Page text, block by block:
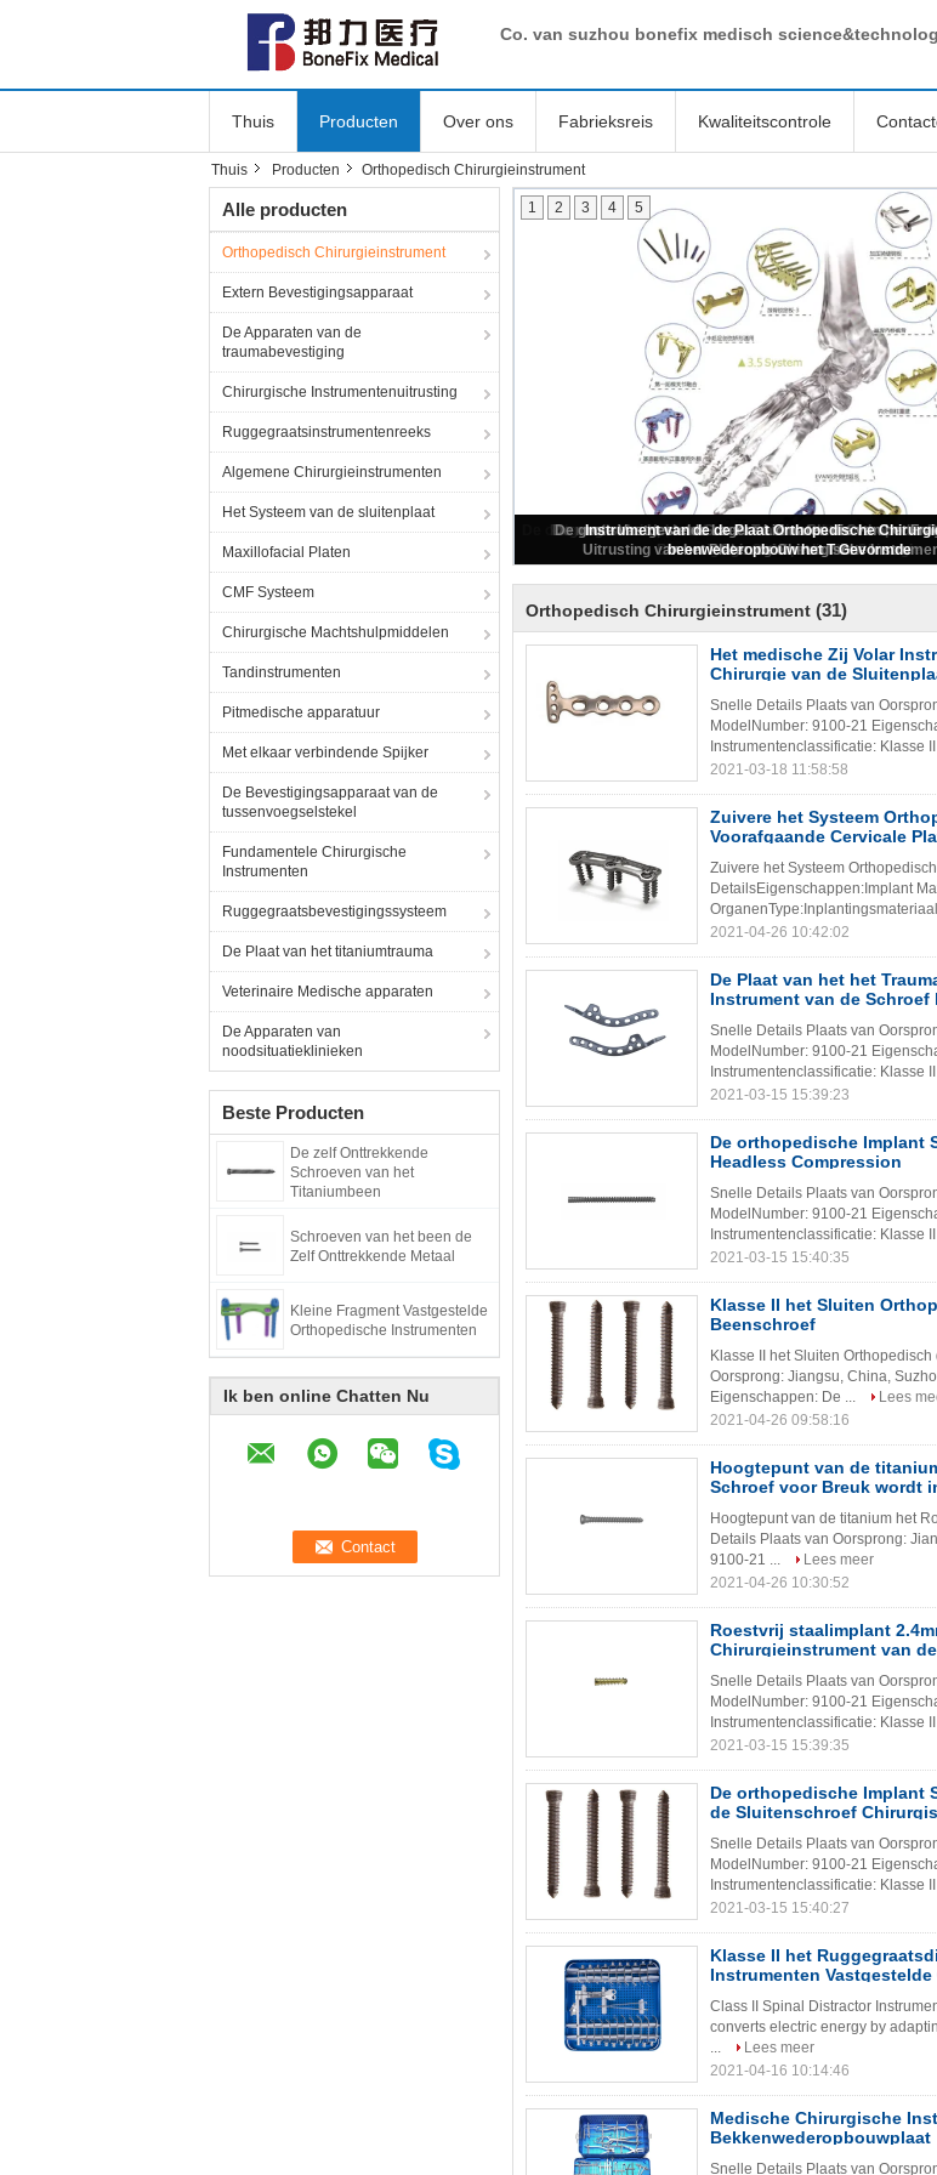
Co. van suzhou bonefix medisch
Thuis Producten Over ons Fabrieksreis Kwaliteitscontrole
Thuis Producten Orthopedisch Chirurgieinstrument
Alle producten
Orthopedisch Chirurgieinstrument
Extern Bevestigingsapparaat
De Apparaten van de
traumabevestiging
Chirurgische Instrumentenuitrusting
Ruggegraatsinstrumentenreeks
Algemene Chirurgieinstrumenten
Het Systeem van de sluitenplaat
Maxillofacial Platen
CMF Systeem
Chirurgische Machtshulpmiddelen
Tandinstrumenten
Pitmedische apparatuur
Met elkaar verbindende Spijker
De Bevestigingsapparaat van de
tussenvoegselstekel
Fundamentele Chirurgische
Instrumenten
Ruggegraatsbevestigingssysteem
De Plaat van het titaniumtrauma
Veterinaire Medische apparaten
De Apparaten van
noodsituatieklinieken
Beste Producten
De zelf Onttrekkende
Schroeven van het
Titaniumbeen
Schroeven van het been de
Zelf Onttrekkende Metaal
Kleine Fragment Vastgestelde
Orthopedische Instrumenten
Ik ben online Chatten Nu
De orthopedische Implant Plaat van het het Titaniumsluiten
voor Handenvoet
1 2 3 4 5
Orthopedisch Chirurgieinstrument (31)
Het medische Zij Volar
Chirurgie van de
Snelle Details Plaats van
ModelNumber: 9100-21
Instrumentenclassificatie: Klasse II
2021-03-18 11:58:58
Zuivere het Systeem
Voorafgaande Cervicale
Zuivere het Systeem
DetailsEigenschappen:Implant
2021-04-26 10:42:02
De Plaat van het het
Instrument van de
Snelle Details Plaats van
ModelNumber: 9100-21
Instrumentenclassificatie: Klasse II
2021-03-15 15:39:23
De orthopedische Implant
Headless Compression
Snelle Details Plaats van
ModelNumber: 9100-21
Instrumentenclassificatie: Klasse II
2021-03-15 15:40:35
Klasse II het Sluiten
Beenschroef
Klasse II het Sluiten
Oorsprong: Jiangsu, China,
Eigenschappen: De ...
Lees
2021-04-26 09:58:16
Hoogtepunt van de
Schroef voor Breuk wordt
Hoogtepunt van de titanium het
Details Plaats van Oorsprong:
9100-21 ...
Lees meer
2021-04-26 10:30:52
Roestvrij staalimplant
Chirurgieinstrument van
Snelle Details Plaats van
ModelNumber: 9100-21
Instrumentenclassificatie: Klasse II
2021-03-15 15:39:35
De orthopedische Implant
de Sluitenschroef
Snelle Details Plaats van
ModelNumber: 9100-21
Instrumentenclassificatie: Klasse II
2021-03-15 15:40:27
Klasse II het
Instrumenten
Class II Spinal Distractor
converts electric energy by
...
Lees meer
2021-04-16 10:14:46
Medische Chirurgische
Bekkenwederopbouwplaat
Snelle Details Plaats van